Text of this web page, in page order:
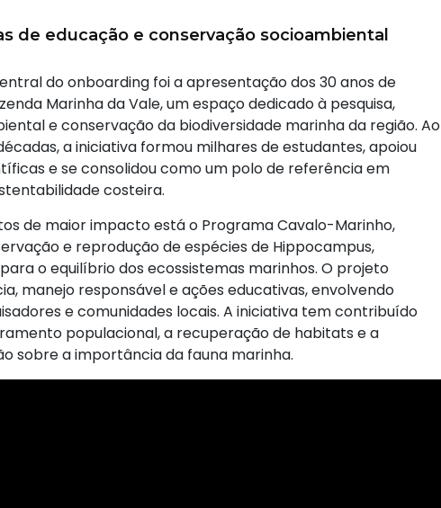
de educação e conservação socioambiental
do onboarding foi a apresentação dos 30 anos de
Marinha da Vale, um espaço dedicado à pesquisa,
e conservação da biodiversidade marinha da região. Ao
a iniciativa formou milhares de estudantes, apoiou
e se consolidou como um polo de referência em
costeira.
de maior impacto está o Programa Cavalo-Marinho,
e reprodução de espécies de Hippocampus,
o equilíbrio dos ecossistemas marinhos. O projeto
manejo responsável e ações educativas, envolvendo
e comunidades locais. A iniciativa tem contribuído
populacional, a recuperação de habitats e a
sobre a importância da fauna marinha.